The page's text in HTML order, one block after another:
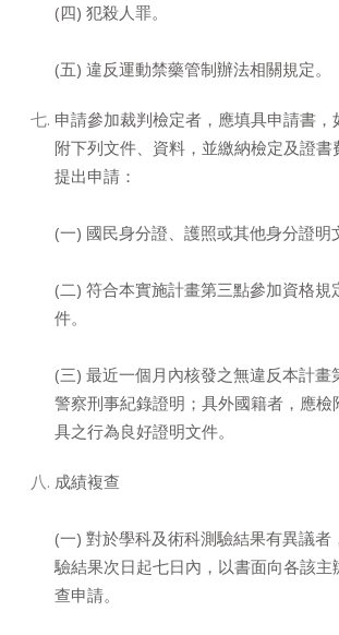
(四) 犯殺人罪。
(五) 違反運動禁藥管制辦法相關規定。
申請參加裁判檢定者，應填具申請書，
附下列文件、資料，並繳納檢定及證書
提出申請：
(一) 國民身分證、護照或其他身分證明
(二) 符合本實施計畫第三點參加資格規
件。
(三) 最近一個月內核發之無違反本計畫
警察刑事紀錄證明；具外國籍者，應檢
具之行為良好證明文件。
成績複查
(一) 對於學科及術科測驗結果有異議者
驗結果次日起七日內，以書面向各該主
查申請。